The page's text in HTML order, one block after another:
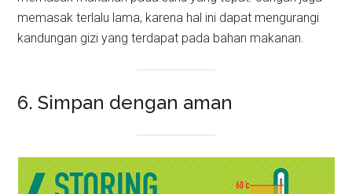
memasak terlalu lama, karena hal ini dapat mengurangi
kandungan gizi yang terdapat pada bahan makanan.
6. Simpan dengan aman